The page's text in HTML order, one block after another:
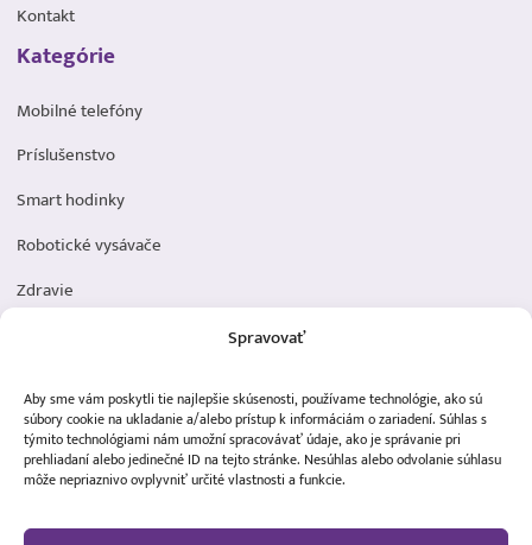
Spravovať
Aby sme vám poskytli tie najlepšie skúsenosti, používame technológie, ako sú
súbory cookie na ukladanie a/alebo prístup k informáciám o zariadení. Súhlas s
týmito technológiami nám umožní spracovávať údaje, ako je správanie pri
prehliadaní alebo jedinečné ID na tejto stránke. Nesúhlas alebo odvolanie súhlasu
môže nepriaznivo ovplyvniť určité vlastnosti a funkcie.
Kontakt
Kategórie
Mobilné telefóny
Príslušenstvo
Smart hodinky
Robotické vysávače
Zdravie
Dôležité odkazy
Obchodné podmienky